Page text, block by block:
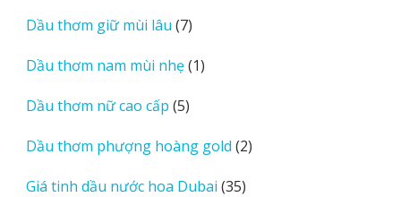
Dầu thơm giữ mùi lâu 77
phẩm
Dầu thơm nam mùi nhẹ 11
Dầu thơm nữ cao cấp 55
phẩm
Dầu thơm phượng hoàng gold 22
Giá tinh dầu nước hoa Dubai 3535